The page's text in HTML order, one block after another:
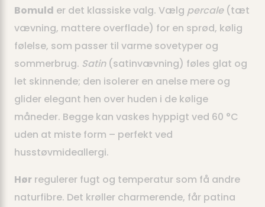
Bomuld er det klassiske valg. Vælg percale(tæt
vævning, mattere overflade) for en sprød, kølig
følelse, som passer til varme sovetyper og
sommerbrug. Satin(satinvævning) føles glat og
let skinnende; den isolerer en anelse mere og
glider elegant hen over huden i de kølige
måneder. Begge kan vaskes hyppigt ved 60 °C
uden at miste form – perfekt ved
husstøvmideallergi.
Hør regulerer fugt og temperatur som få andre
naturfibre. Det krøller charmerende, får patina